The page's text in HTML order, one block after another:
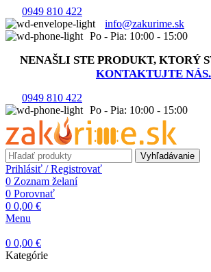
0949 810 422
info@zakurime.sk
Po - Pia: 10:00 - 15:00
NENAŠLI STE PRODUKT, KTORÝ
KONTAKTUJTE NÁS.
0949 810 422
Po - Pia: 10:00 - 15:00
Vyhľadávanie
Prihlásiť / Registrovať
0 Zoznam želaní
0 Porovnať
0 0,00 €
Menu
0 0,00 €
Kategórie